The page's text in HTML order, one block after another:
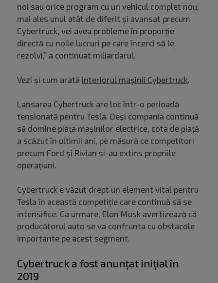
noi sau orice program cu un vehicul complet nou,
mai ales unul atât de diferit și avansat precum
Cybertruck, vei avea probleme în proporție
directă cu noile lucruri pe care încerci să le
rezolvi,” a continuat miliardarul.
Vezi și cum arată interiorul mașinii Cybertruck.
Lansarea Cybertruck are loc într-o perioadă
tensionată pentru Tesla. Deși compania continuă
să domine piața mașinilor electrice, cota de piață
a scăzut în ultimii ani, pe măsură ce competitori
precum Ford și Rivian și-au extins propriile
operațiuni.
Cybertruck e văzut drept un element vital pentru
Tesla în această competiție care continuă să se
intensifice. Ca urmare, Elon Musk avertizează că
producătorul auto se va confrunta cu obstacole
importante pe acest segment.
Cybertruck a fost anunțat inițial în
2019